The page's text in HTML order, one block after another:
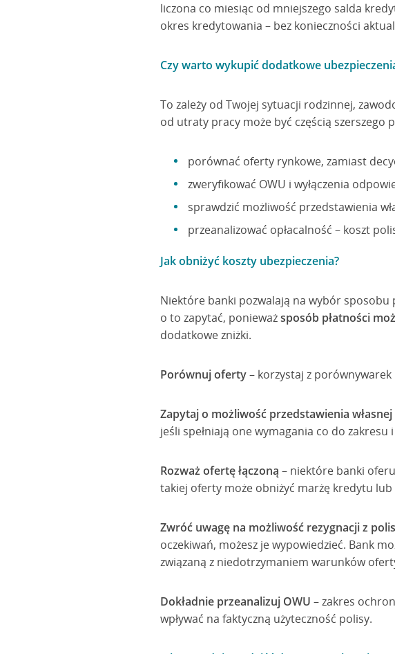
liczona co miesiąc od mniejszego salda
okres kredytowania – bez konieczności
Czy warto wykupić dodatkowe
To zależy od Twojej sytuacji rodzinnej,
od utraty pracy może być częścią szerszego
porównać oferty rynkowe, zamiast
zweryfikować OWU i wyłączenia
sprawdzić możliwość przedstawienia
przeanalizować opłacalność – koszt
Jak obniżyć koszty ubezpieczenia?
Niektóre banki pozwalają na wybór sposobu
o to zapytać, ponieważsposób płatności
dodatkowe zniżki.
Porównuj oferty– korzystaj z
Zapytaj o możliwość przedstawienia
jeśli spełniają one wymagania co do
Rozważ ofertę łączoną – niektóre banki
takiej oferty może obniżyć marżę kredytu lub
Zwróć uwagę na możliwość rezygnacji z
oczekiwań, możesz je wypowiedzieć. Bank
związaną z niedotrzymaniem warunków
Dokładnie przeanalizuj OWU – zakres
wpływać na faktyczną użyteczność polisy.